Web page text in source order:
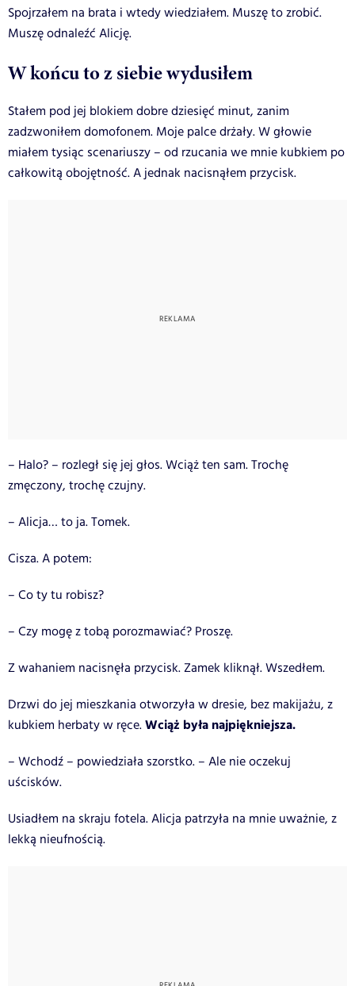
Spojrzałem na brata i wtedy wiedziałem. Muszę to zrobić.
Muszę odnaleźć Alicję.
W końcu to z siebie wydusiłem
Stałem pod jej blokiem dobre dziesięć minut, zanim
zadzwoniłem domofonem. Moje palce drżały. W głowie
miałem tysiąc scenariuszy – od rzucania we mnie kubkiem po
całkowitą obojętność. A jednak nacisnąłem przycisk.
– Halo? – rozległ się jej głos. Wciąż ten sam. Trochę
zmęczony, trochę czujny.
– Alicja… to ja. Tomek.
Cisza. A potem:
– Co ty tu robisz?
– Czy mogę z tobą porozmawiać? Proszę.
Z wahaniem nacisnęła przycisk. Zamek kliknął. Wszedłem.
Drzwi do jej mieszkania otworzyła w dresie, bez makijażu, z
kubkiem herbaty w ręce.Wciąż była najpiękniejsza.
– Wchodź – powiedziała szorstko. – Ale nie oczekuj
uścisków.
Usiadłem na skraju fotela. Alicja patrzyła na mnie uważnie, z
lekką nieufnością.